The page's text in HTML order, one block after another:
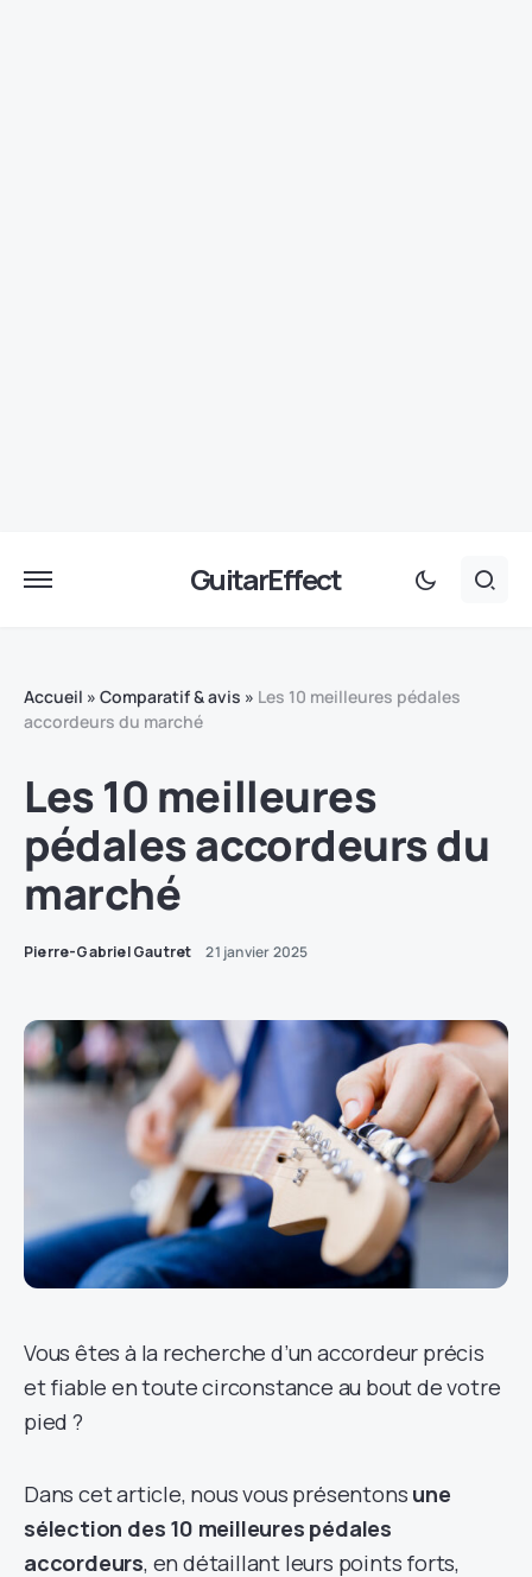
GuitarEffect
Accueil » Comparatif & avis » Les 10 meilleures pédales
accordeurs du marché
Les 10 meilleures
pédales accordeurs du
marché
Pierre-Gabriel Gautret 21 janvier 2025
Vous êtes à la recherche d’un accordeur précis
et fiable en toute circonstance au bout de votre
pied ?
Dans cet article, nous vous présentons une
sélection des 10 meilleures pédales
accordeurs, en détaillant leurs points forts,